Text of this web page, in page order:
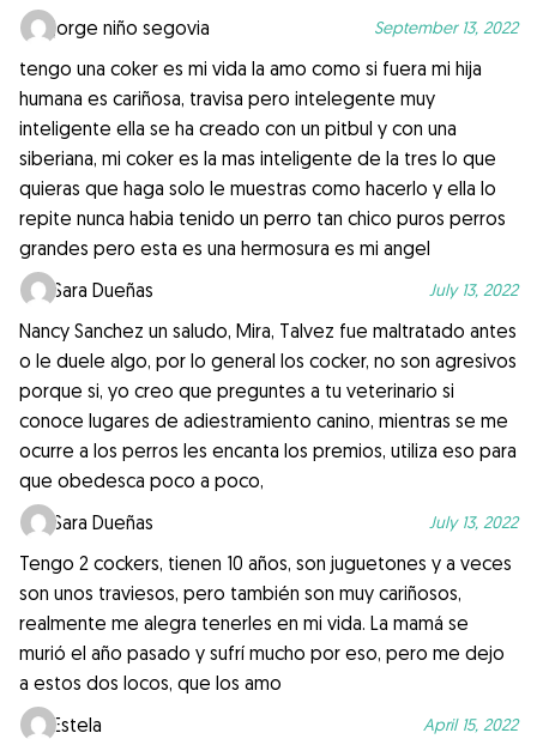
jorge niño segovia
September 13, 2022
tengo una coker es mi vida la amo como si fuera mi hija
humana es cariñosa, travisa pero intelegente muy
inteligente ella se ha creado con un pitbul y con una
siberiana, mi coker es la mas inteligente de la tres lo que
quieras que haga solo le muestras como hacerlo y ella lo
repite nunca habia tenido un perro tan chico puros perros
grandes pero esta es una hermosura es mi angel
Sara Dueñas
July 13, 2022
Nancy Sanchez un saludo, Mira, Talvez fue maltratado antes
o le duele algo, por lo general los cocker, no son agresivos
porque si, yo creo que preguntes a tu veterinario si
conoce lugares de adiestramiento canino, mientras se me
ocurre a los perros les encanta los premios, utiliza eso para
que obedesca poco a poco,
Sara Dueñas
July 13, 2022
Tengo 2 cockers, tienen 10 años, son juguetones y a veces
son unos traviesos, pero también son muy cariñosos,
realmente me alegra tenerles en mi vida. La mamá se
murió el año pasado y sufrí mucho por eso, pero me dejo
a estos dos locos, que los amo
Estela
April 15, 2022